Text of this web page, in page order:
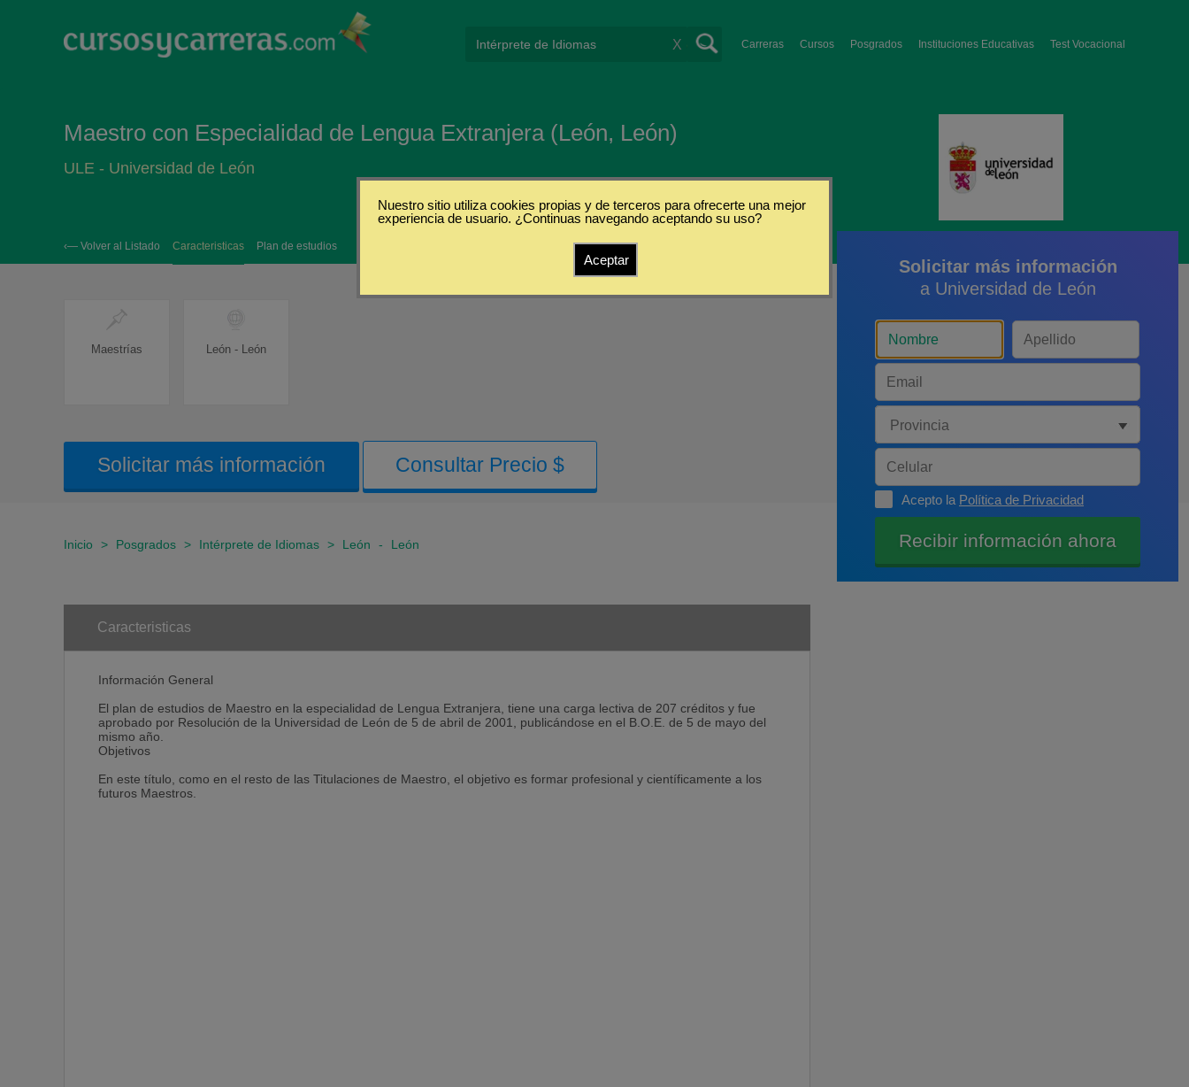
Carreras Cursos Posgrados Instituciones Educativas Test Vocacional
X
Maestro con Especialidad de Lengua Extranjera (León, León)
ULE - Universidad de León
‹— Volver al Listado Caracteristicas Plan de estudios
Maestrías León - León
Solicitar más información Consultar Precio $
Inicio > Posgrados > Intérprete de Idiomas > León - León
Caracteristicas
Información General
El plan de estudios de Maestro en la especialidad de Lengua Extranjera, tiene una carga lectiva de 207 créditos y fue
aprobado por Resolución de la Universidad de León de 5 de abril de 2001, publicándose en el B.O.E. de 5 de mayo del
mismo año.
Objetivos
En este título, como en el resto de las Titulaciones de Maestro, el objetivo es formar profesional y científicamente a los
futuros Maestros.
Solicitar más información
a Universidad de León
Acepto la Política de Privacidad
Nuestro sitio utiliza cookies propias y de terceros para ofrecerte una mejor
experiencia de usuario. ¿Continuas navegando aceptando su uso?
Aceptar